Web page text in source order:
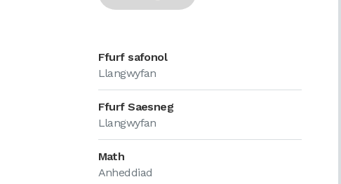
Ffurf safonol
Llangwyfan
Ffurf Saesneg
Llangwyfan
Math
Anheddiad